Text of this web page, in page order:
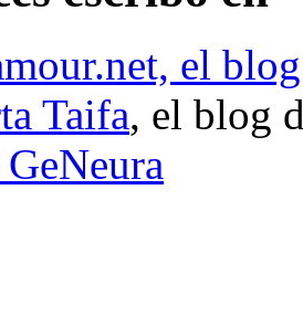
el
Taifa, el blog